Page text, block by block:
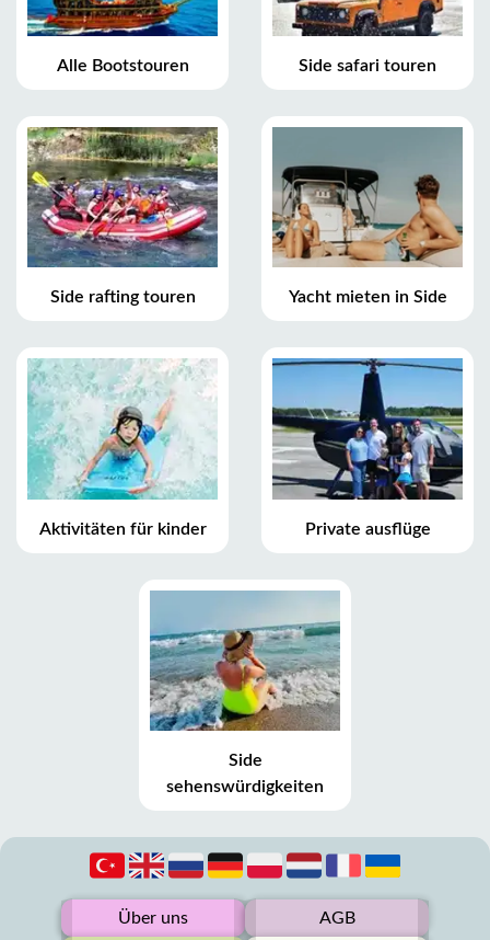
Alle Bootstouren Side safari touren
Side rafting touren Yacht mieten in Side
Aktivitäten für kinder Private ausflüge
Side
sehenswürdigkeiten
Über uns AGB